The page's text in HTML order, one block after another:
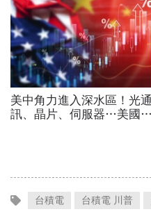
美中角力進入深水區！光通
訊、晶片、伺服器…美國制
台積電 台積電 川普